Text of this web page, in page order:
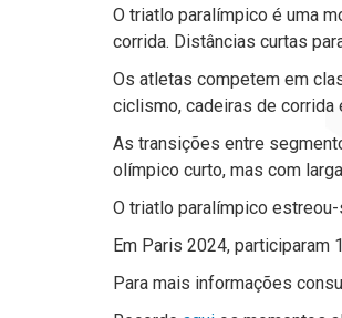
O triatlo paralímpico é uma
corrida. Distâncias curtas
Os atletas competem em
ciclismo, cadeiras de
As transições entre
olímpico curto, mas com
O triatlo paralímpico
Em Paris 2024,
Para mais informações